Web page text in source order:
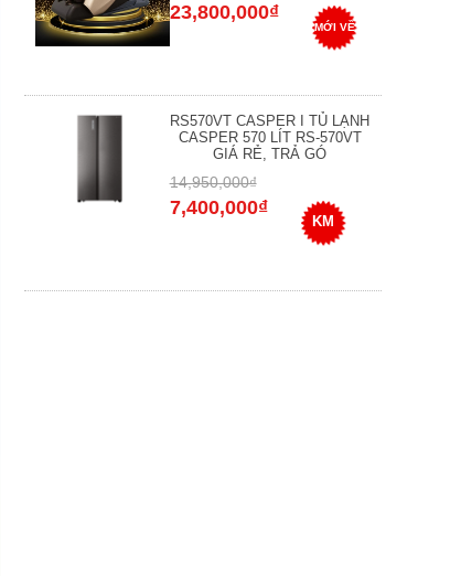
23,800,000₫
MỚI VỀ
RS570VT CASPER I TỦ LẠNH
CASPER 570 LÍT RS-570VT
GIÁ RẺ, TRẢ GÓ
14,950,000₫
7,400,000₫
KM